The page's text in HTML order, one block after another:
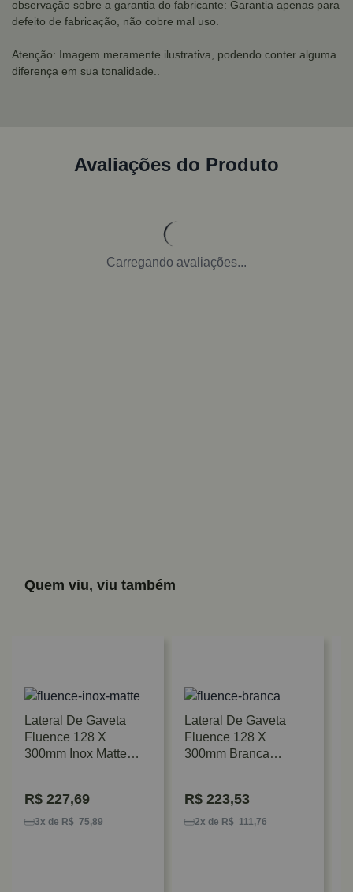
observação sobre a garantia do fabricante: Garantia apenas para
defeito de fabricação, não cobre mal uso.
Atenção: Imagem meramente ilustrativa, podendo conter alguma
diferença em sua tonalidade..
Avaliações do Produto
Carregando avaliações...
Quem viu, viu também
Lateral De Gaveta
Fluence 128 X
300mm Inox Matte
R$ 227,69
3x de R$ 75,89
Lateral De Gaveta
Fluence 128 X
300mm Branca
R$ 223,53
2x de R$ 111,76